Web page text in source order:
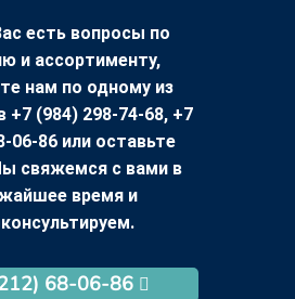
есть вопросы по
и ассортименту,
нам по одному из
+7 (984) 298-74-68, +7
06-86 или оставьте
свяжемся с вами в
время и
68-06-86